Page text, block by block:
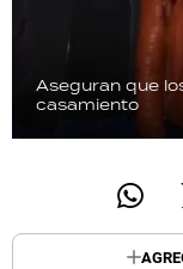
Aseguran que
casamiento